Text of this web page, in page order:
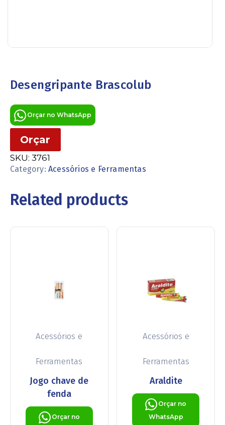
Desengripante Brascolub
Orçar no WhatsApp
Orçar
SKU: 3761
Category: Acessórios e Ferramentas
Related products
Acessórios e
Ferramentas
Jogo chave de
fenda
Orçar no
Acessórios e
Ferramentas
Araldite
Orçar no
WhatsApp